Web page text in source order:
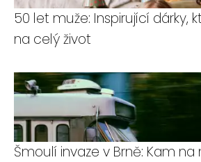
50 let muže: Inspirující dárky,
na celý život
Šmoulí invaze v Brně: Kam